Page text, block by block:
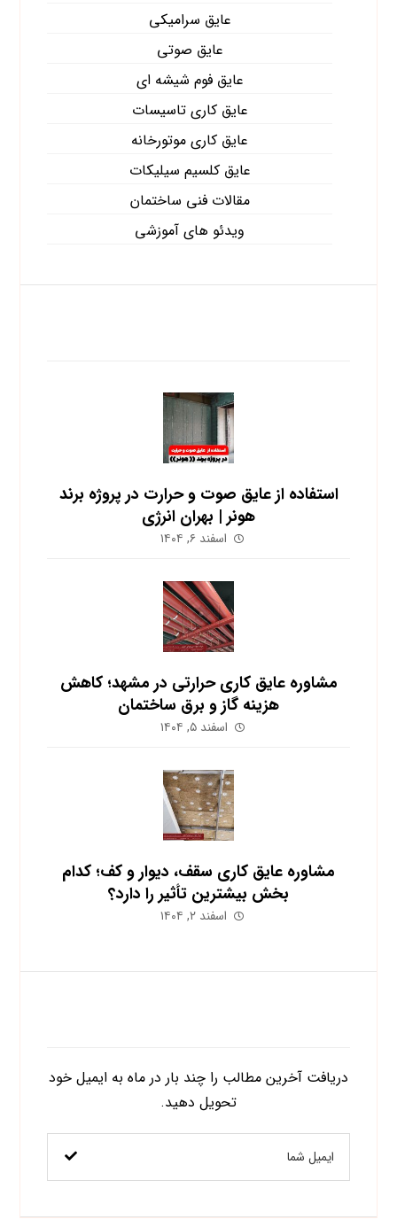
عایق سرامیکی
عایق صوتی
عایق فوم شیشه ای
عایق کاری تاسیسات
عایق کاری موتورخانه
عایق کلسیم سیلیکات
مقالات فنی ساختمان
ویدئو های آموزشی
استفاده از عایق صوت و حرارت در پروژه برند
هونر | بهران انرژی
اسفند ۶, ۱۴۰۴
مشاوره عایق کاری حرارتی در مشهد؛ کاهش
هزینه گاز و برق ساختمان
اسفند ۵, ۱۴۰۴
مشاوره عایق کاری سقف، دیوار و کف؛ کدام
بخش بیشترین تأثیر را دارد؟
اسفند ۲, ۱۴۰۴
دریافت آخرین مطالب را چند بار در ماه به ایمیل خود
تحویل دهید.